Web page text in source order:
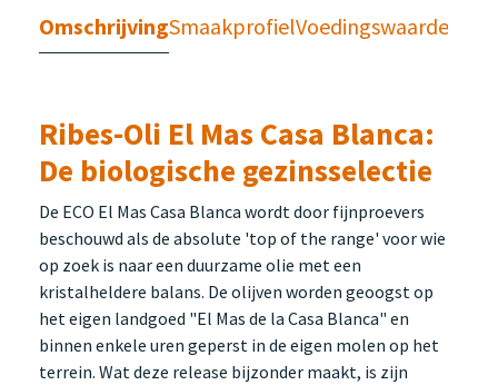
OmschrijvingSmaakprofielVoedingswaarden
Ribes-Oli El Mas Casa Blanca:
De biologische gezinsselectie
De ECO El Mas Casa Blanca wordt door fijnproevers
beschouwd als de absolute 'top of the range' voor wie
op zoek is naar een duurzame olie met een
kristalheldere balans. De olijven worden geoogst op
het eigen landgoed "El Mas de la Casa Blanca" en
binnen enkele uren geperst in de eigen molen op het
terrein. Wat deze release bijzonder maakt, is zijn